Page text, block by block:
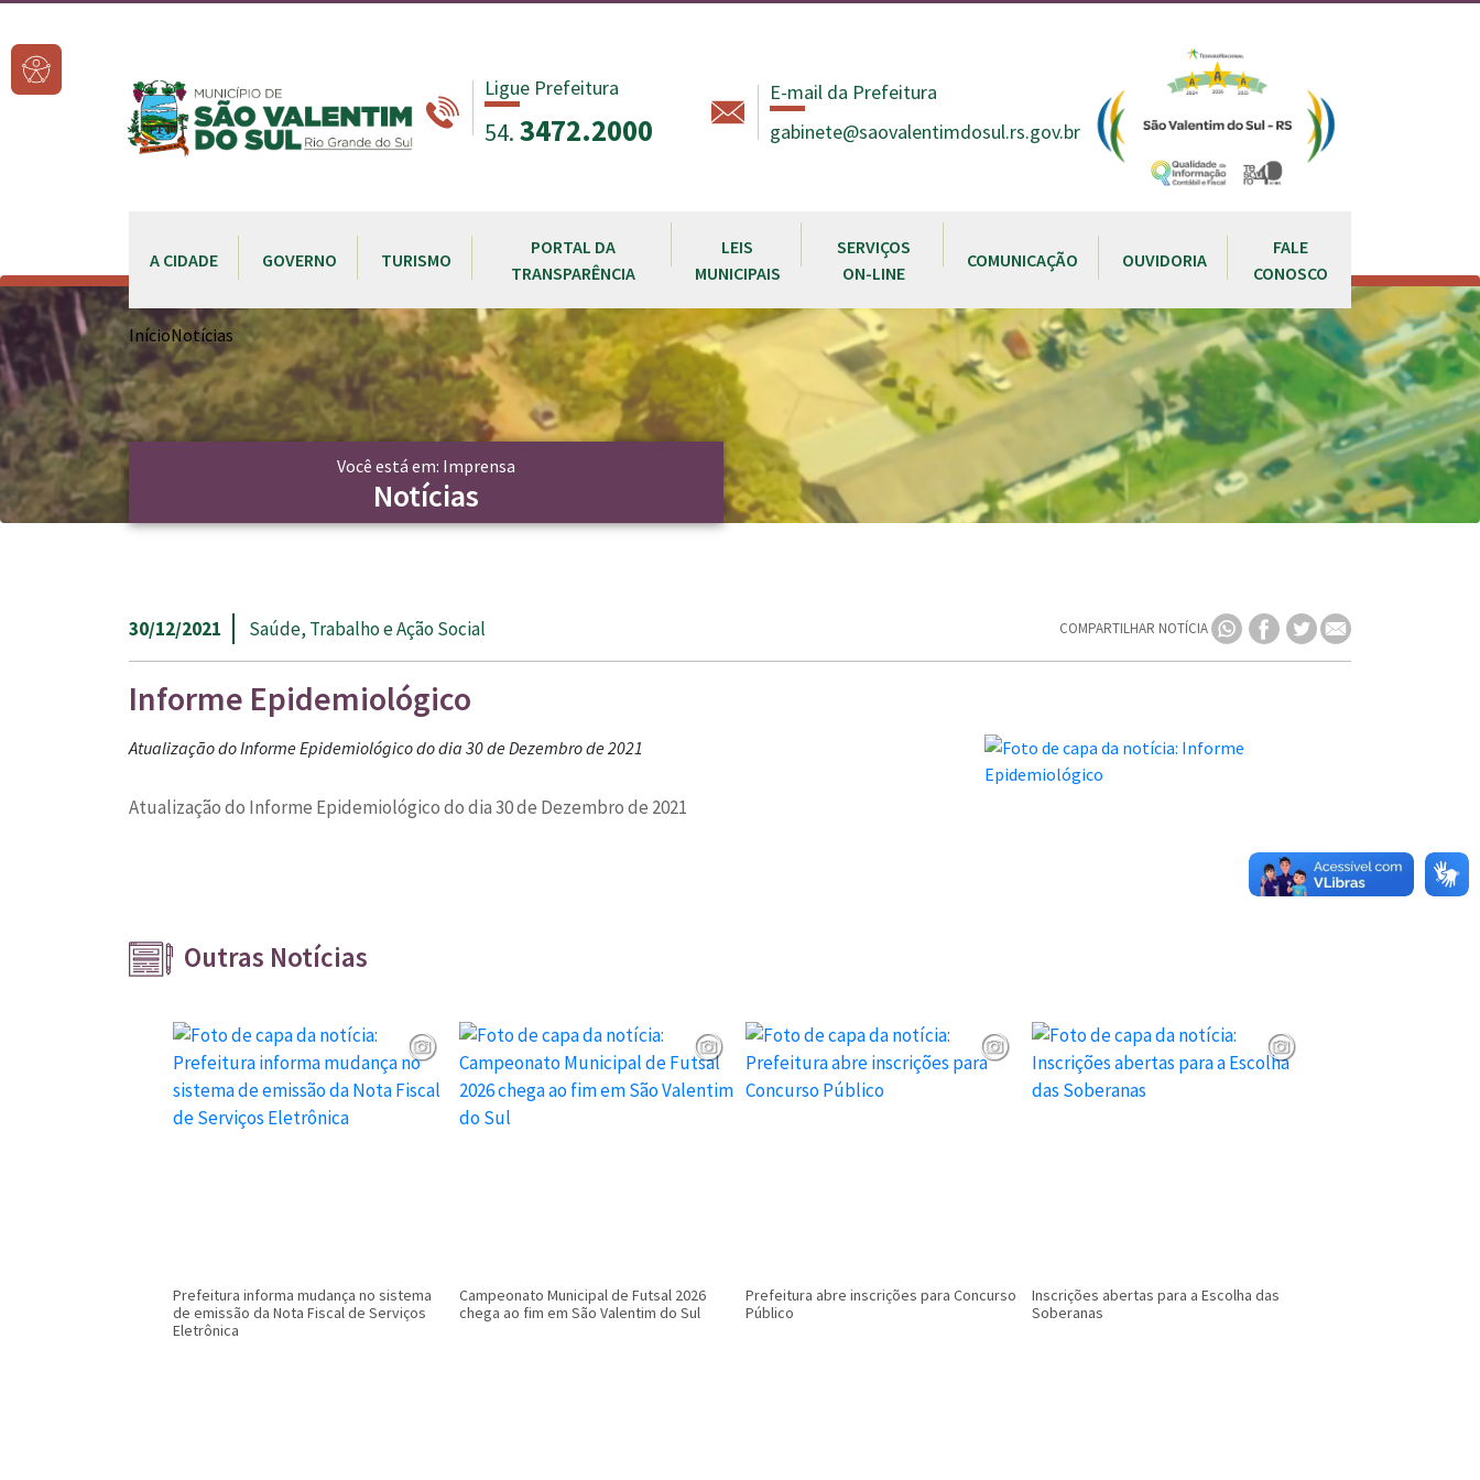
Ligue Prefeitura
54. 3472.2000
E-mail da Prefeitura
gabinete@saovalentimdosul.rs.gov.br
A CIDADE GOVERNO TURISMO
PORTAL DA
TRANSPARÊNCIA
LEIS
MUNICIPAIS
SERVIÇOS
ON-LINE
COMUNICAÇÃO OUVIDORIA
FALE
CONOSCO
Conteúdo Principal
InícioNotícias
Você está em: Imprensa
Notícias
30/12/2021 Saúde, Trabalho e Ação Social COMPARTILHAR NOTÍCIA
Informe Epidemiológico
Atualização do Informe Epidemiológico do dia 30 de Dezembro de 2021
Atualização do Informe Epidemiológico do dia 30 de Dezembro de 2021
Outras Notícias
Prefeitura informa mudança no sistema
de emissão da Nota Fiscal de Serviços
Eletrônica
Campeonato Municipal de Futsal 2026
chega ao fim em São Valentim do Sul
Prefeitura abre inscrições para Concurso
Público
Inscrições abertas para a Escolha das
Soberanas